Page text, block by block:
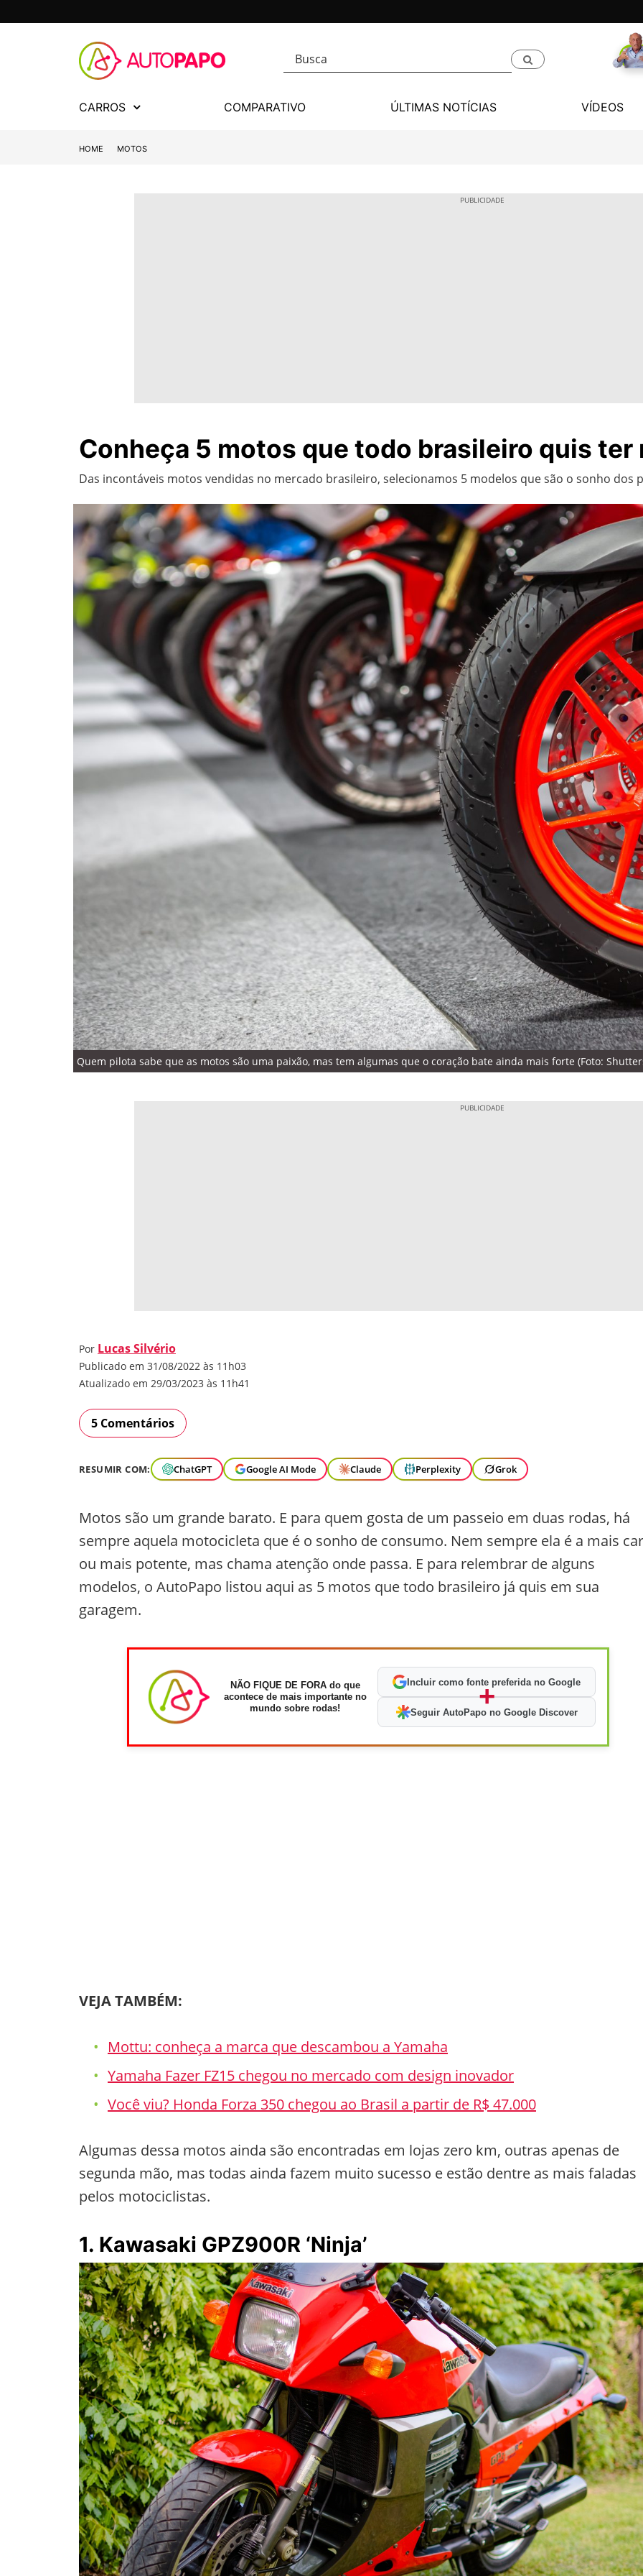
CARROS COMPARATIVO ÚLTIMAS NOTÍCIAS VÍDEOS
HOME MOTOS
Conheça 5 motos que todo brasileiro quis ter
Das incontáveis motos vendidas no mercado brasileiro, selecionamos 5 modelos que são o sonho dos
Quem pilota sabe que as motos são uma paixão, mas tem algumas que o coração bate ainda mais forte (Foto:
Por Lucas Silvério
Publicado em 31/08/2022 às 11h03
Atualizado em 29/03/2023 às 11h41
5 Comentários
RESUMIR COM: ChatGPT Google AI Mode Claude Perplexity Grok
Motos são um grande barato. E para quem gosta de um passeio em duas rodas, há
sempre aquela motocicleta que é o sonho de consumo. Nem sempre ela é a mais
ou mais potente, mas chama atenção onde passa. E para relembrar de alguns
modelos, o AutoPapo listou aqui as 5 motos que todo brasileiro já quis em sua
garagem.
NÃO FIQUE DE FORA do que
acontece de mais importante no
mundo sobre rodas!
Incluir como fonte preferida no Google
+
Seguir AutoPapo no Google Discover
VEJA TAMBÉM:
Mottu: conheça a marca que descambou a Yamaha
Yamaha Fazer FZ15 chegou no mercado com design inovador
Você viu? Honda Forza 350 chegou ao Brasil a partir de R$ 47.000
Algumas dessa motos ainda são encontradas em lojas zero km, outras apenas de
segunda mão, mas todas ainda fazem muito sucesso e estão dentre as mais faladas
pelos motociclistas.
1. Kawasaki GPZ900R ‘Ninja’